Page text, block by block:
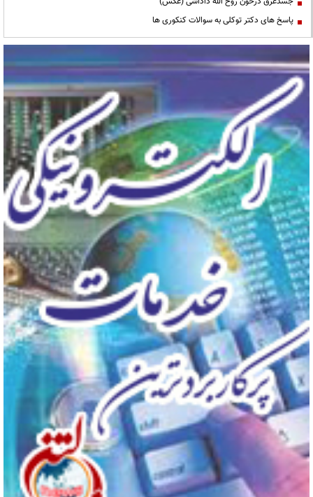
پاسخ های دکتر توکلی به سوالات کنکوری ها